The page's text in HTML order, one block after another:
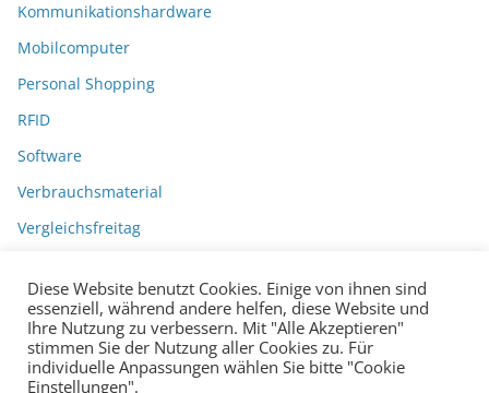
Kommunikationshardware
Mobilcomputer
Personal Shopping
RFID
Software
Verbrauchsmaterial
Vergleichsfreitag
Diese Website benutzt Cookies. Einige von ihnen sind
essenziell, während andere helfen, diese Website und
Ihre Nutzung zu verbessern. Mit "Alle Akzeptieren"
stimmen Sie der Nutzung aller Cookies zu. Für
individuelle Anpassungen wählen Sie bitte "Cookie
Einstellungen".